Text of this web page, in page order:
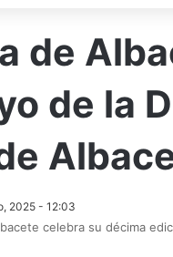
de
de la
2025 - 12:03
celebra su décima